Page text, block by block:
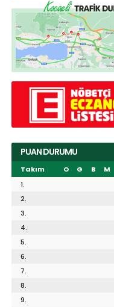
PUAN DURUMU
Takım O G B M
1.
2.
3.
4.
5.
6.
7.
8.
9.